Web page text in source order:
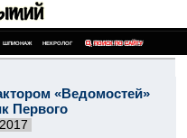
ШПИОНАЖ НЕКРОЛОГ ПОИСК ПО САЙТУ
«Ведомостей»
Первого